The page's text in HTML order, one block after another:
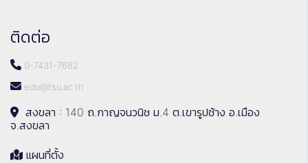
ติดต่อ
0-7431-7682
edu@tsu.ac.th
สงขลา : 140 ถ.กาญจนวนิช ม.4 ต.เขารูปช้าง อ.เมือง
จ.สงขลา
แผนที่ตั้ง